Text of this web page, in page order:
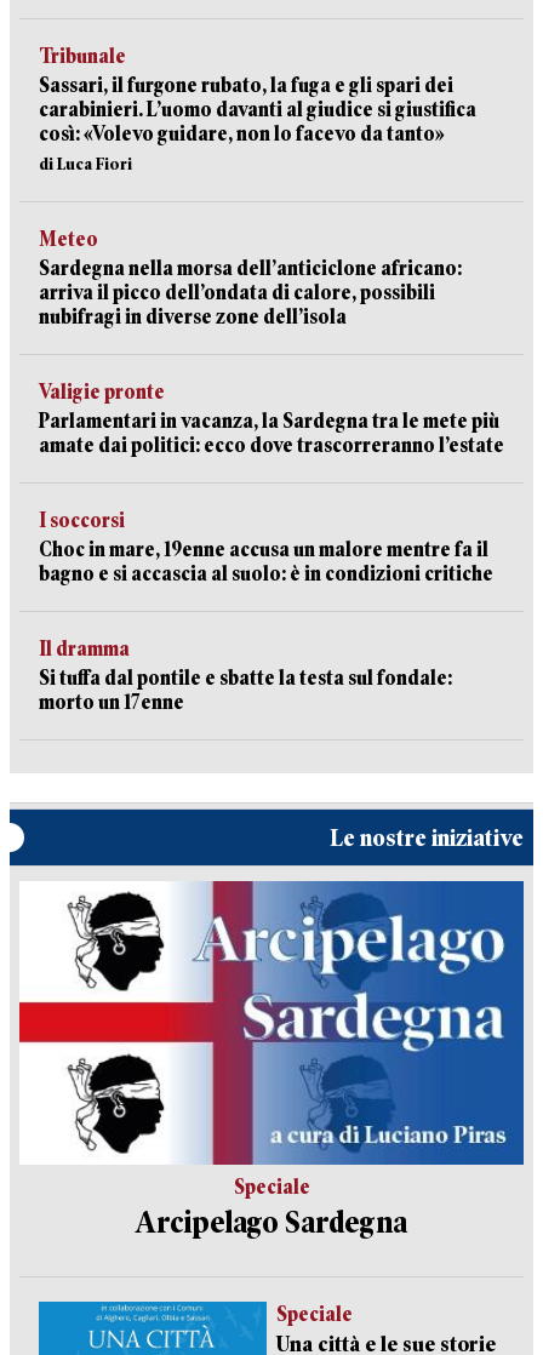
Tribunale
Sassari, il furgone rubato, la fuga e gli spari dei
carabinieri. L’uomo davanti al giudice si giustifica
così: «Volevo guidare, non lo facevo da tanto»
di Luca Fiori
Meteo
Sardegna nella morsa dell’anticiclone africano:
arriva il picco dell’ondata di calore, possibili
nubifragi in diverse zone dell’isola
Valigie pronte
Parlamentari in vacanza, la Sardegna tra le mete più
amate dai politici: ecco dove trascorreranno l’estate
I soccorsi
Choc in mare, 19enne accusa un malore mentre fa il
bagno e si accascia al suolo: è in condizioni critiche
Il dramma
Si tuffa dal pontile e sbatte la testa sul fondale:
morto un 17enne
Le nostre iniziative
Speciale
Arcipelago Sardegna
Speciale
Una città e le sue storie